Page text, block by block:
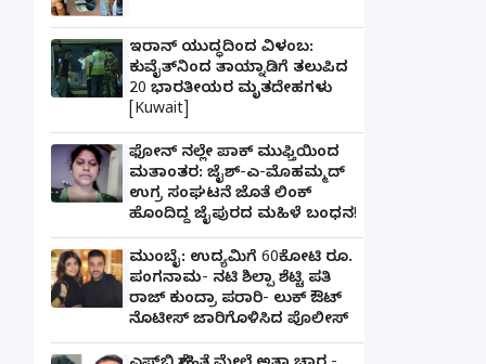
ಇರಾನ್ ಯುದ್ಧದಿಂದ ವಿಳಂಬ:
ಕುವೈತ್‌ನಿಂದ ತಾಯ್ನಾಡಿಗೆ ತಲುಪಿದ
20 ಭಾರತೀಯರ ಮೃತದೇಹಗಳು
[Kuwait]
ಫೋನ್ ನಲ್ಲೇ ಪಾಕ್ ಮುಫ್ತಿಯಿಂದ
ಮತಾಂತರ: ಜೈಶ್-ಎ-ಮೊಹಮ್ಮದ್
ಉಗ್ರ ಸಂಘಟನೆ ಜೊತೆ ಲಿಂಕ್
ಹೊಂದಿದ್ದ ಜೈಪುರದ ಮಹಿಳೆ ಬಂಧನ!
ಮುಂಬೈ: ಉದ್ಯಮಿಗೆ 60ಕೋಟಿ ರೂ.
ಪಂಗನಾಮ- ನಟಿ ಶಿಲ್ಪಾ ಶೆಟ್ಟಿ ಪತಿ
ರಾಜ್ ಕುಂದ್ರಾ ಪರಾರಿ- ಲುಕ್ ಔಟ್
ನೊಟೀಸ್ ಜಾರಿಗೊಳಿಸಿದ ಪೊಲೀಸ್